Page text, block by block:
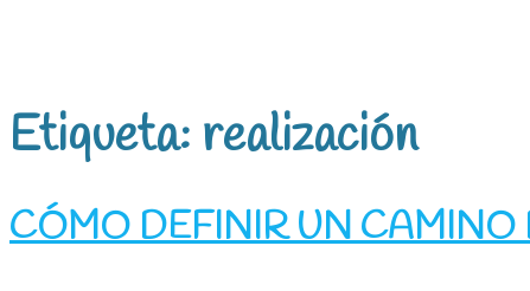
Etiqueta: realización
CÓMO DEFINIR UN